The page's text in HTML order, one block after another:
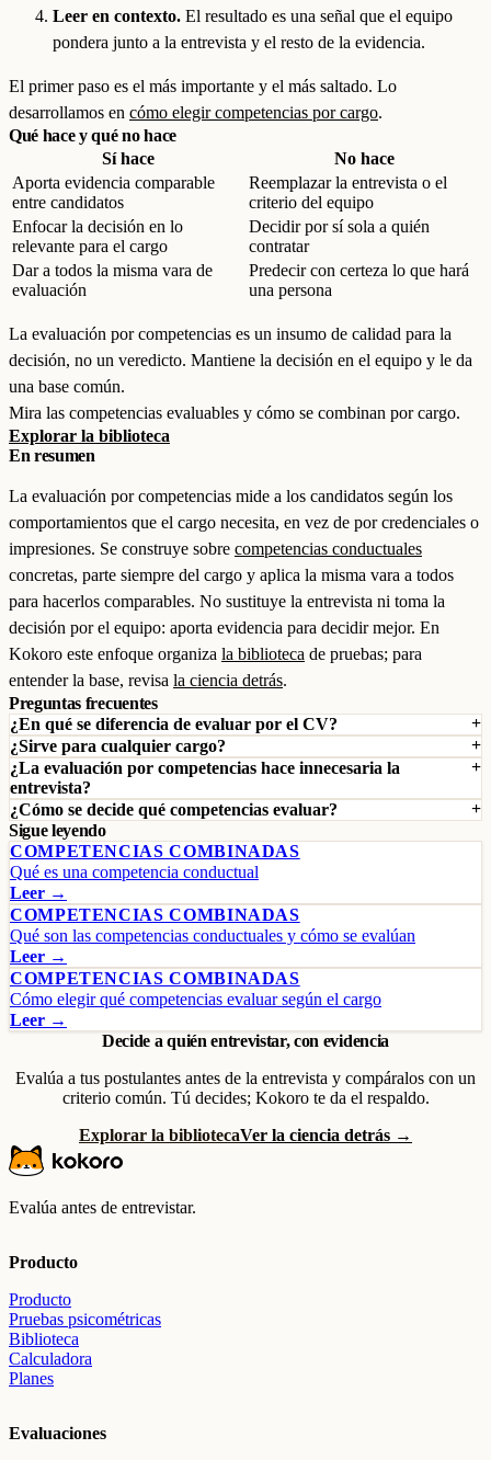
Leer en contexto. El resultado es una señal que el equipo
pondera junto a la entrevista y el resto de la evidencia.
El primer paso es el más importante y el más saltado. Lo
desarrollamos en cómo elegir competencias por cargo.
Qué hace y qué no hace
Sí hace
No hace
Aporta evidencia comparable
entre candidatos
Reemplazar la entrevista o el
criterio del equipo
Enfocar la decisión en lo
relevante para el cargo
Decidir por sí sola a quién
contratar
Dar a todos la misma vara de
evaluación
Predecir con certeza lo que hará
una persona
La evaluación por competencias es un insumo de calidad para la
decisión, no un veredicto. Mantiene la decisión en el equipo y le da
una base común.
Mira las competencias evaluables y cómo se combinan por cargo.
Explorar la biblioteca
En resumen
La evaluación por competencias mide a los candidatos según los
comportamientos que el cargo necesita, en vez de por credenciales o
impresiones. Se construye sobre competencias conductuales
concretas, parte siempre del cargo y aplica la misma vara a todos
para hacerlos comparables. No sustituye la entrevista ni toma la
decisión por el equipo: aporta evidencia para decidir mejor. En
Kokoro este enfoque organiza la biblioteca de pruebas; para
entender la base, revisa la ciencia detrás.
Preguntas frecuentes
¿En qué se diferencia de evaluar por el CV?
¿Sirve para cualquier cargo?
¿La evaluación por competencias hace innecesaria la
entrevista?
¿Cómo se decide qué competencias evaluar?
Sigue leyendo
COMPETENCIAS COMBINADAS
Qué es una competencia conductual
Leer →
COMPETENCIAS COMBINADAS
Qué son las competencias conductuales y cómo se evalúan
Leer →
COMPETENCIAS COMBINADAS
Cómo elegir qué competencias evaluar según el cargo
Leer →
Decide a quién entrevistar, con evidencia
Evalúa a tus postulantes antes de la entrevista y compáralos con un
criterio común. Tú decides; Kokoro te da el respaldo.
Explorar la bibliotecaVer la ciencia detrás →
Evalúa antes de entrevistar.
Producto
Producto
Pruebas psicométricas
Biblioteca
Calculadora
Planes
Evaluaciones